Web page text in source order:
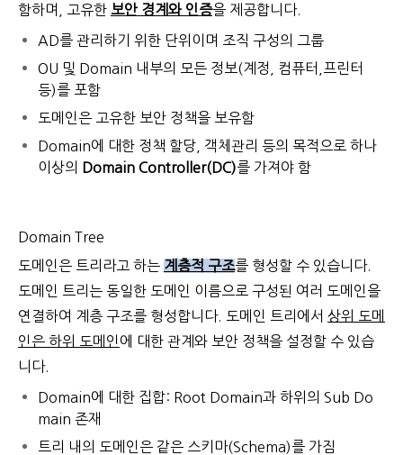
함하며, 고유한 보안 경계와 인증을 제공합니다.
AD를 관리하기 위한 단위이며 조직 구성의 그룹
OU 및 Domain 내부의 모든 정보(계정, 컴퓨터,프린터
등)를 포함
도메인은 고유한 보안 정책을 보유함
Domain에 대한 정책 할당, 객체관리 등의 목적으로 하나
이상의
Domain Controller(DC)를 가져야 함
Domain Tree
도메인은 트리라고 하는 계층적 구조를 형성할 수 있습니다.
도메인 트리는 동일한 도메인 이름으로 구성된 여러 도메인을
연결하여 계층 구조를 형성합니다. 도메인 트리에서 상위 도메
인은 하위 도메인에 대한 관계와 보안 정책을 설정할 수 있습
니다.
Domain에 대한 집합: Root Domain과 하위의 Sub Do
main 존재
트리 내의 도메인은 같은 스키마(Schema)를 가짐